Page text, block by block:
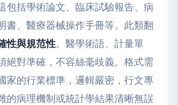
包括學術論文、臨床試驗報告、病
書、醫療器械操作手冊等。此類翻
性與規范性。醫學術語、計量單
絕對準確，不容絲毫歧義。格式需
家的行業標準，邏輯嚴密，行文專
的病理機制或統計學結果清晰無誤